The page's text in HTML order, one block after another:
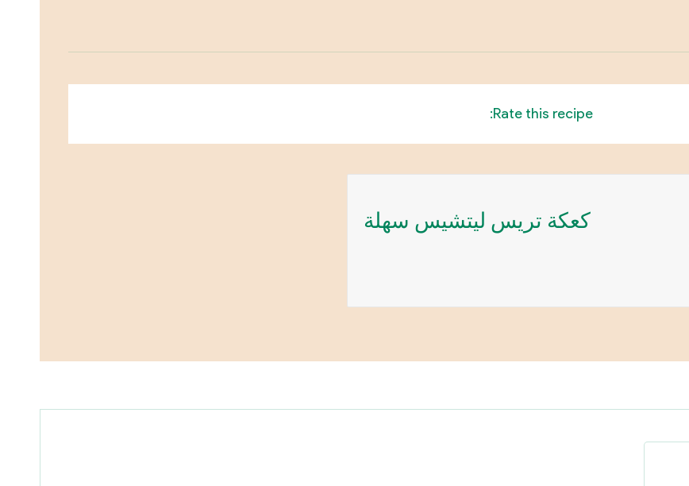
Rate this recipe:
كعكة تريس ليتشيس سهلة